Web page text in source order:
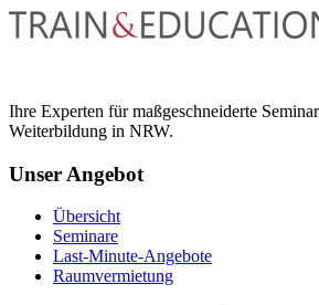
Ihre Experten für maßgeschneiderte
Weiterbildung in NRW.
Unser Angebot
Übersicht
Seminare
Last-Minute-Angebote
Raumvermietung